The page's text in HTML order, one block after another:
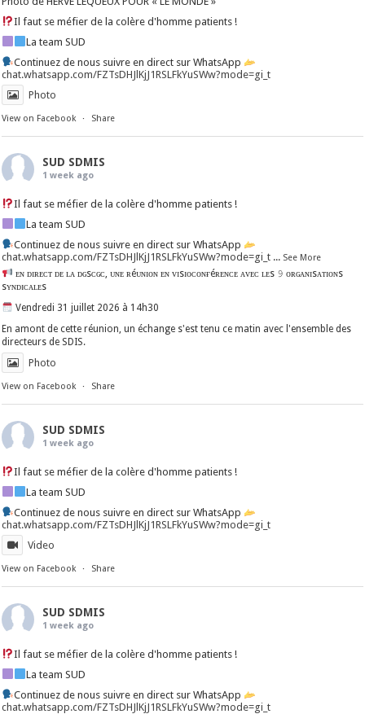
Il faut se méfier de la colère d'homme patients !
La team SUD
Continuez de nous suivre en direct sur WhatsApp
chat.whatsapp.com/FZTsDHJlKjJ1RSLFkYuSWw?mode=gi_t
Photo
View on Facebook · Share
SUD SDMIS
1 week ago
Il faut se méfier de la colère d'homme patients !
La team SUD
Continuez de nous suivre en direct sur WhatsApp
chat.whatsapp.com/FZTsDHJlKjJ1RSLFkYuSWw?mode=gi_t
ᴇɴ ᴅɪʀᴇᴄᴛ ᴅᴇ ʟᴀ ᴅɢsᴄɢᴄ, ᴜɴᴇ ʀéᴜɴɪᴏɴ ᴇɴ ᴠɪsɪᴏᴄᴏɴғéʀᴇɴᴄᴇ ᴀᴠᴇᴄ ʟᴇs 𝟿 ᴏʀɢᴀɴɪsᴀᴛɪᴏɴs
sʏɴᴅɪᴄᴀʟᴇs
Vendredi 31 juillet 2026 à 14h30
En amont de cette réunion, un échange s'est tenu ce matin avec l'ensemble des
directeurs de SDIS.
... See More
Photo
View on Facebook · Share
SUD SDMIS
1 week ago
Il faut se méfier de la colère d'homme patients !
La team SUD
Continuez de nous suivre en direct sur WhatsApp
chat.whatsapp.com/FZTsDHJlKjJ1RSLFkYuSWw?mode=gi_t
Video
View on Facebook · Share
SUD SDMIS
1 week ago
Il faut se méfier de la colère d'homme patients !
La team SUD
Continuez de nous suivre en direct sur WhatsApp
chat.whatsapp.com/FZTsDHJlKjJ1RSLFkYuSWw?mode=gi_t